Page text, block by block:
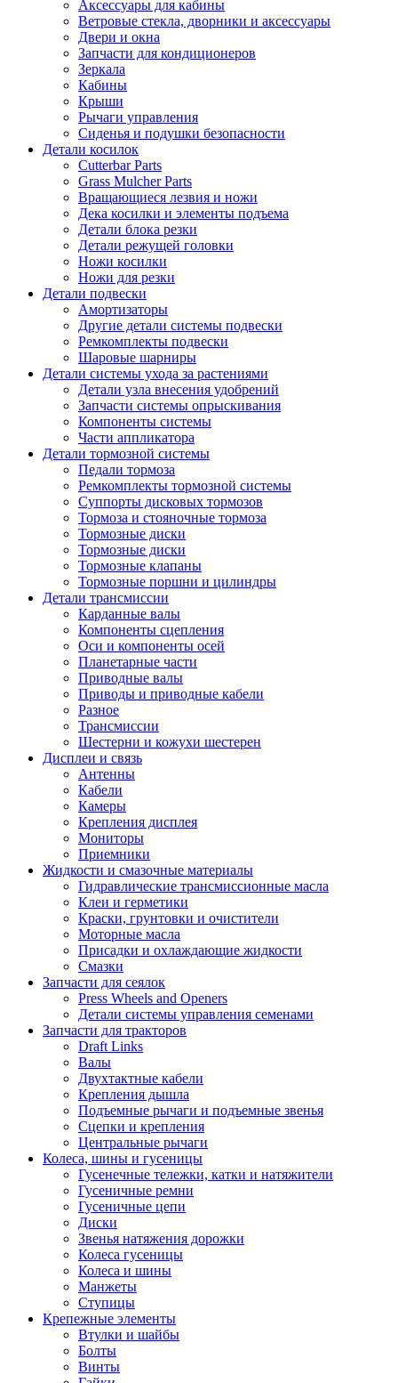
Аксессуары для кабины
Ветровые стекла, дворники и аксессуары
Двери и окна
Запчасти для кондиционеров
Зеркала
Кабины
Крыши
Рычаги управления
Сиденья и подушки безопасности
Детали косилок
Cutterbar Parts
Grass Mulcher Parts
Вращающиеся лезвия и ножи
Дека косилки и элементы подъема
Детали блока резки
Детали режущей головки
Ножи косилки
Ножи для резки
Детали подвески
Амортизаторы
Другие детали системы подвески
Ремкомплекты подвески
Шаровые шарниры
Детали системы ухода за растениями
Детали узла внесения удобрений
Запчасти системы опрыскивания
Компоненты системы
Части аппликатора
Детали тормозной системы
Педали тормоза
Ремкомплекты тормозной системы
Суппорты дисковых тормозов
Тормоза и стояночные тормоза
Тормозные диски
Тормозные диски
Тормозные клапаны
Тормозные поршни и цилиндры
Детали трансмиссии
Карданные валы
Компоненты сцепления
Оси и компоненты осей
Планетарные части
Приводные валы
Приводы и приводные кабели
Разное
Трансмиссии
Шестерни и кожухи шестерен
Дисплеи и связь
Антенны
Кабели
Камеры
Крепления дисплея
Мониторы
Приемники
Жидкости и смазочные материалы
Гидравлические трансмиссионные масла
Клеи и герметики
Краски, грунтовки и очистители
Моторные масла
Присадки и охлаждающие жидкости
Смазки
Запчасти для сеялок
Press Wheels and Openers
Детали системы управления семенами
Запчасти для тракторов
Draft Links
Валы
Двухтактные кабели
Крепления дышла
Подъемные рычаги и подъемные звенья
Сцепки и крепления
Центральные рычаги
Колеса, шины и гусеницы
Гусенечные тележки, катки и натяжители
Гусеничные ремни
Гусеничные цепи
Диски
Звенья натяжения дорожки
Колеса гусеницы
Колеса и шины
Манжеты
Ступицы
Крепежные элементы
Втулки и шайбы
Болты
Винты